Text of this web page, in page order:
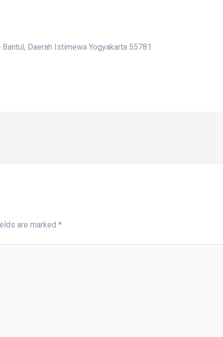
Daerah Istimewa Yogyakarta 55781
are marked *